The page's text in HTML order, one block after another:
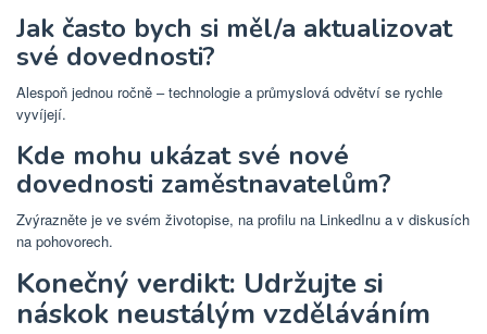
Jak často bych si měl/a aktualizovat
své dovednosti?
Alespoň jednou ročně – technologie a průmyslová odvětví se rychle
vyvíjejí.
Kde mohu ukázat své nové
dovednosti zaměstnavatelům?
Zvýrazněte je ve svém životopise, na profilu na LinkedInu a v diskusích
na pohovorech.
Konečný verdikt: Udržujte si
náskok neustálým vzděláváním